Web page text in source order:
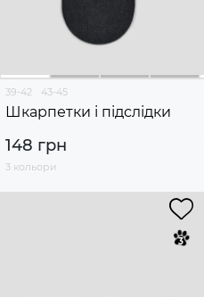
39-42 43-45
Шкарпетки і підслідки
148 грн
3 кольори